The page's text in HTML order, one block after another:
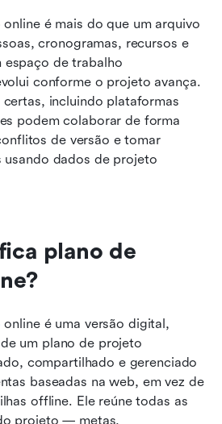
é mais do que um arquivo
cronogramas, recursos e
espaço de trabalho
conforme o projeto avança.
incluindo plataformas
podem colaborar de forma
de versão e tomar
usando dados de projeto
plano de
online é uma versão digital,
um plano de projeto
compartilhado e gerenciado
baseadas na web, em vez de
offline. Ele reúne todas as
projeto — metas,